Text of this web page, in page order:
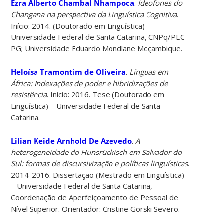
Ezra Alberto Chambal Nhampoca. Ideofones do
Changana na perspectiva da Linguística Cognitiva.
Início: 2014. (Doutorado em Lingüística) –
Universidade Federal de Santa Catarina, CNPq/PEC-
PG; Universidade Eduardo Mondlane Moçambique.
Heloísa Tramontim de Oliveira. Línguas em
África: Indexações de poder e hibridizações de
resistência. Início: 2016. Tese (Doutorado em
Lingüística) – Universidade Federal de Santa
Catarina.
Lilian Keide Arnhold De Azevedo. A
heterogeneidade do Hunsrückisch em Salvador do
Sul: formas de discursivização e políticas linguísticas.
2014-2016. Dissertação (Mestrado em Lingüística)
– Universidade Federal de Santa Catarina,
Coordenação de Aperfeiçoamento de Pessoal de
Nível Superior. Orientador: Cristine Gorski Severo.